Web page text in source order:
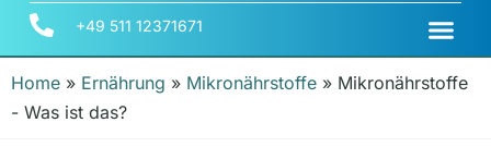
+49 511 12371671
Home » Ernährung » Mikronährstoffe » Mikronährstoffe
- Was ist das?